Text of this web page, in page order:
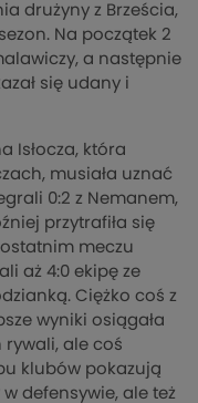
drużyny z Brześcia,
Na początek 2
a następnie
się udany i
Isłocza, która
musiała uznać
0:2 z Nemanem,
przytrafiła się
ostatnim meczu
aż 4:0 ekipę ze
Ciężko coś z
wyniki osiągała
rywali, ale coś
klubów pokazują
defensywie, ale też